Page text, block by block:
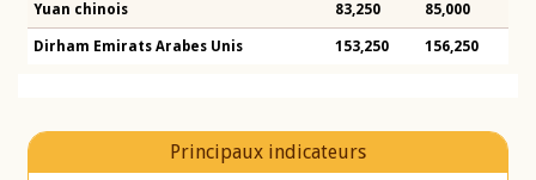
Yuan chinois 83,250 85,000
Dirham Emirats Arabes Unis 153,250 156,250
Principaux indicateurs